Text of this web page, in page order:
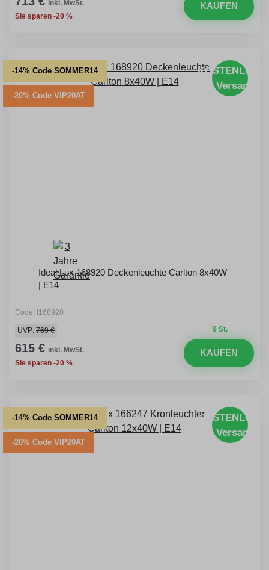
inkl. MwSt.
Sie sparen -20 %
KAUFEN
-14% Code SOMMER14
-20% Code VIP20AT
Versand
Ideal Lux 168920 Deckenleuchte Carlton 8x40W
| E14
Code: I168920
9 St.
UVP: 769 €
615 € inkl. MwSt.
Sie sparen -20 %
KAUFEN
-14% Code SOMMER14
-20% Code VIP20AT
Versand